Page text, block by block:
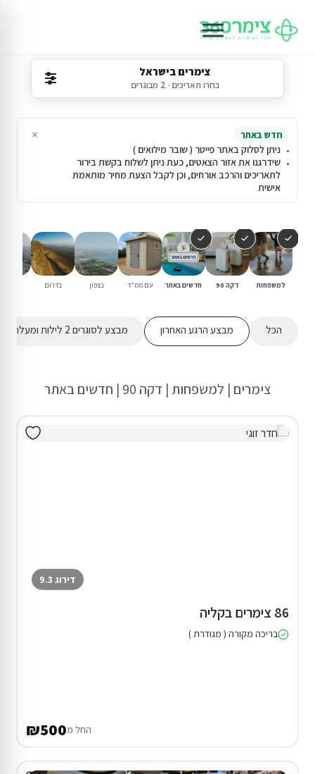
צימרים בישראל
בחרו תאריכים · 2 מבוגרים
חדש באתר
ניתן לסלוק באתר פייטר ( שובר מילואים )
שידרגנו את אזור הצאטים, כעת ניתן לשלוח בקשת בירור
לתאריכים והרכב אורחים, וכן לקבל הצעת מחיר מותאמת
אישית
×
למשפחות דקה 90 חדשים באתר עם ממ"ד בצפון בדרום
הכל מבצע הרגע האחרון מבצע לסוגרים 2 לילות ומעלה
צימרים | למשפחות | דקה 90 | חדשים באתר
דירוג 9.3
86 צימרים בקליה
בריכה מקורה ( מגודרת )
החל מ₪500